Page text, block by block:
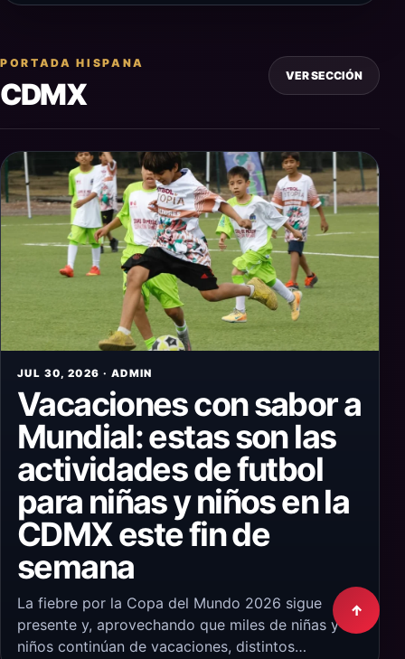
PORTADA HISPANA
CDMX
VER SECCIÓN
JUL 30, 2026 · ADMIN
Vacaciones con sabor a
Mundial: estas son las
actividades de futbol
para niñas y niños en la
CDMX este fin de
semana
La fiebre por la Copa del Mundo 2026 sigue
presente y, aprovechando que miles de niñas y
niños continúan de vacaciones, distintos…
↑